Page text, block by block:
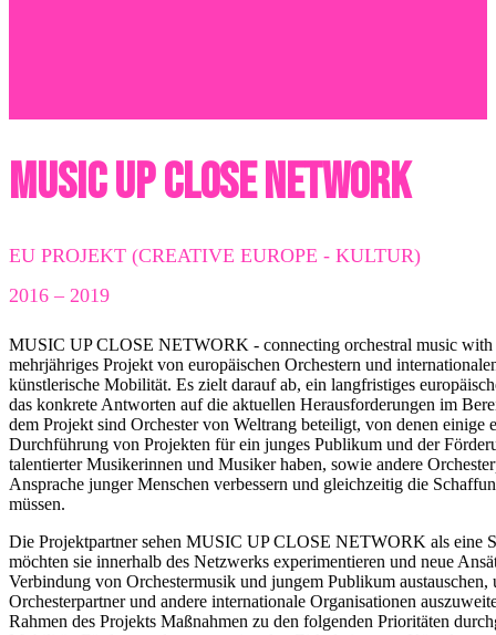
MUSIC UP CLOSE NETWORK
EU PROJEKT (CREATIVE EUROPE - KULTUR)
2016 – 2019
MUSIC UP CLOSE NETWORK - connecting orchestral music with
mehrjähriges Projekt von europäischen Orchestern und
künstlerische Mobilität. Es zielt darauf ab, ein langfristiges
das konkrete Antworten auf die aktuellen Herausforderungen im
dem Projekt sind Orchester von Weltrang beteiligt, von denen einige
Durchführung von Projekten für ein junges Publikum und der
talentierter Musikerinnen und Musiker haben, sowie andere
Ansprache junger Menschen verbessern und gleichzeitig die
müssen.
Die Projektpartner sehen MUSIC UP CLOSE NETWORK als eine
möchten sie innerhalb des Netzwerks experimentieren und neue
Verbindung von Orchestermusik und jungem Publikum austauschen,
Orchesterpartner und andere internationale Organisationen
Rahmen des Projekts Maßnahmen zu den folgenden Prioritäten